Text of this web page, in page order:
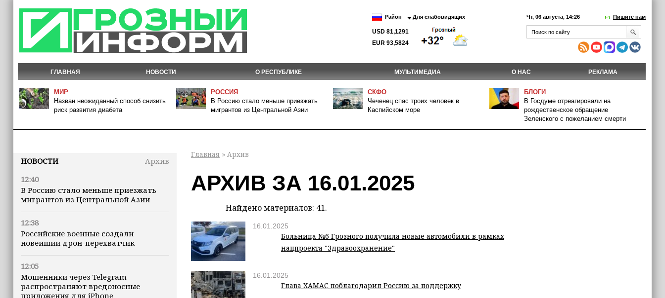
Район Для слабовидящих
USD 81,1291
EUR 93,5824
Чт, 06 августа, 14:26 Пишите нам
ГЛАВНАЯ НОВОСТИ О РЕСПУБЛИКЕ МУЛЬТИМЕДИА О НАС РЕКЛАМА
МИР
Назван неожиданный способ снизить
риск развития диабета
РОССИЯ
В Россию стало меньше приезжать
мигрантов из Центральной Азии
СКФО
Чеченец спас троих человек в
Каспийском море
БЛОГИ
В Госдуме отреагировали на
рождественское обращение
Зеленского с пожеланием смерти
НОВОСТИ
Архив
12:40
В Россию стало меньше приезжать
мигрантов из Центральной Азии
12:38
Российские военные создали
новейший дрон-перехватчик
12:05
Мошенники через Telegram
распространяют вредоносные
приложения для iPhone
Главная » Архив
АРХИВ ЗА 16.01.2025
Найдено материалов: 41.
16.01.2025
Больница №6 Грозного получила новые автомобили в рамках
нацпроекта "Здравоохранение"
16.01.2025
Глава ХАМАС поблагодарил Россию за поддержку